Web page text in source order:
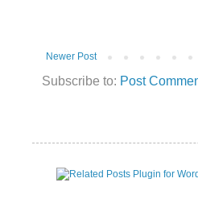
Newer Post
Subscribe to: Post